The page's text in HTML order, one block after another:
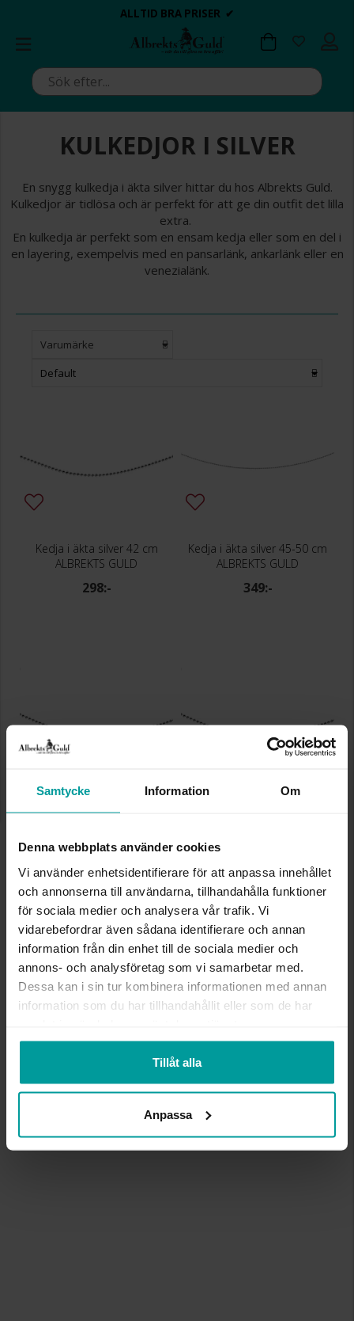
Samtycke Information Om
Denna webbplats använder cookies
Vi använder enhetsidentifierare för att anpassa innehållet
och annonserna till användarna, tillhandahålla funktioner
för sociala medier och analysera vår trafik. Vi
vidarebefordrar även sådana identifierare och annan
information från din enhet till de sociala medier och
annons- och analysföretag som vi samarbetar med.
Dessa kan i sin tur kombinera informationen med annan
information som du har tillhandahållit eller som de har
Tillåt alla
Anpassa
ALLTID BRA PRISER ✔
DAGS ATT POPPA?
💍💘
BETALA MED KLARNA ✔
ALLTID BRA PRISER ✔
DAGS ATT POPPA?
💍💘
KULKEDJOR I SILVER
En snygg kulkedja i äkta silver hittar du hos Albrekts Guld.
Kulkedjor är tidlösa och är perfekt för att ge din outfit det lilla
extra.
En kulkedja är perfekt som en ensam kedja eller som en del i
en layering, exempelvis med en pansarlänk, ankarlänk eller en
venezialänk.
Varumärke
Default
Kedja i äkta silver 42 cm
ALBREKTS GULD
298:-
Kedja i äkta silver 45-50 cm
ALBREKTS GULD
349:-
Kedja i äkta silver 80 cm
598:-
Kedja i äkta silver 70 cm
ALBREKTS GULD